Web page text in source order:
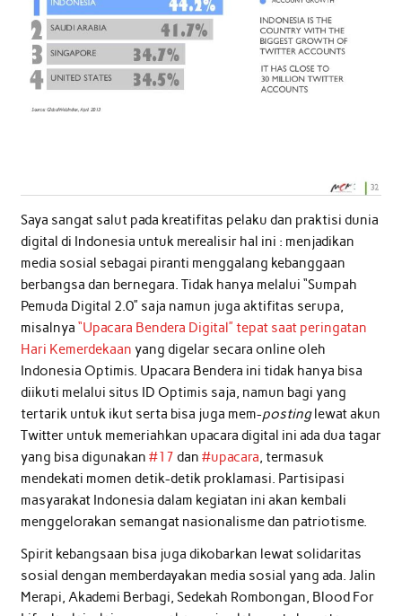
Saya sangat salut pada kreatifitas pelaku dan praktisi dunia
digital di Indonesia untuk merealisir hal ini : menjadikan
media sosial sebagai piranti menggalang kebanggaan
berbangsa dan bernegara. Tidak hanya melalui “Sumpah
Pemuda Digital 2.0” saja namun juga aktifitas serupa,
misalnya “Upacara Bendera Digital” tepat saat peringatan
Hari Kemerdekaan yang digelar secara online oleh
Indonesia Optimis. Upacara Bendera ini tidak hanya bisa
diikuti melalui situs ID Optimis saja, namun bagi yang
tertarik untuk ikut serta bisa juga mem-postinglewat akun
Twitter untuk memeriahkan upacara digital ini ada dua tagar
yang bisa digunakan #17 dan #upacara, termasuk
mendekati momen detik-detik proklamasi. Partisipasi
masyarakat Indonesia dalam kegiatan ini akan kembali
menggelorakan semangat nasionalisme dan patriotisme.
Spirit kebangsaan bisa juga dikobarkan lewat solidaritas
sosial dengan memberdayakan media sosial yang ada. Jalin
Merapi, Akademi Berbagi, Sedekah Rombongan, Blood For